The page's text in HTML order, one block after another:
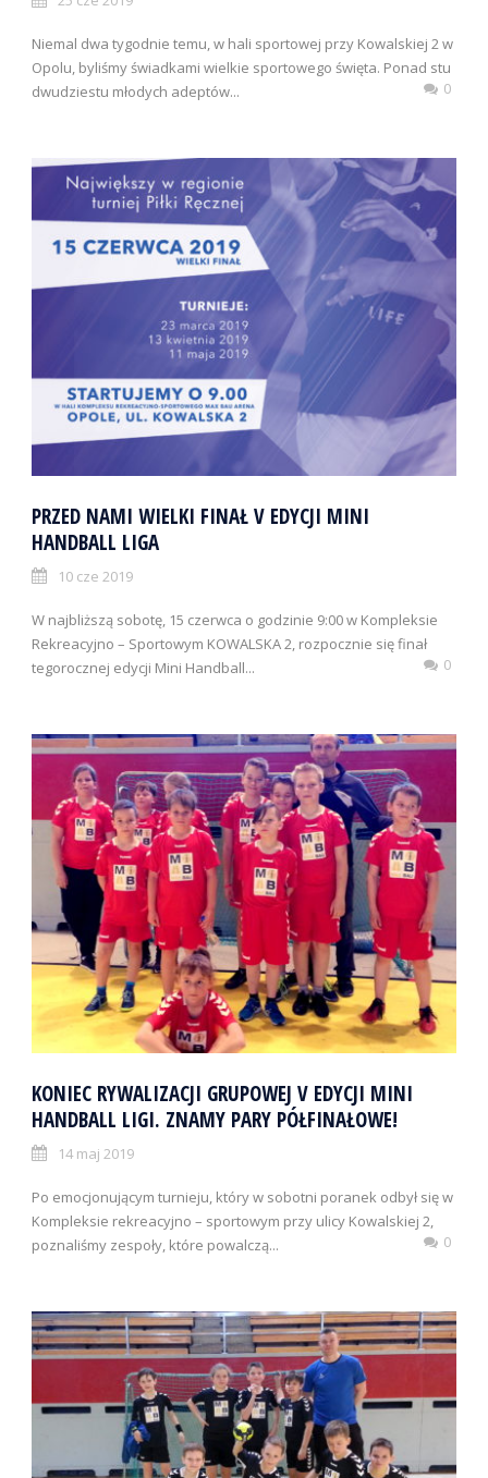
Niemal dwa tygodnie temu, w hali sportowej przy Kowalskiej 2 w
Opolu, byliśmy świadkami wielkie sportowego święta. Ponad stu
dwudziestu młodych adeptów...
0
PRZED NAMI WIELKI FINAŁ V EDYCJI MINI
HANDBALL LIGA
10 cze 2019
W najbliższą sobotę, 15 czerwca o godzinie 9:00 w Kompleksie
Rekreacyjno – Sportowym KOWALSKA 2, rozpocznie się finał
tegorocznej edycji Mini Handball...
0
KONIEC RYWALIZACJI GRUPOWEJ V EDYCJI MINI
HANDBALL LIGI. ZNAMY PARY PÓŁFINAŁOWE!
14 maj 2019
Po emocjonującym turnieju, który w sobotni poranek odbył się w
Kompleksie rekreacyjno – sportowym przy ulicy Kowalskiej 2,
poznaliśmy zespoły, które powalczą...
0